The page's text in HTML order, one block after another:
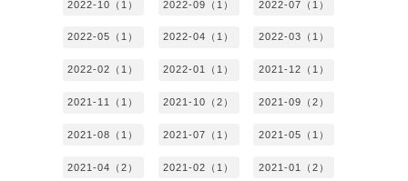
2022-10（1） 2022-09（1） 2022-07（1）
2022-05（1） 2022-04（1） 2022-03（1）
2022-02（1） 2022-01（1） 2021-12（1）
2021-11（1） 2021-10（2） 2021-09（2）
2021-08（1） 2021-07（1） 2021-05（1）
2021-04（2） 2021-02（1） 2021-01（2）